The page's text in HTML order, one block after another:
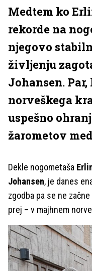
Medtem ko
rekorde na
njegovo
življenju
Johansen.
norveškega
uspešno
žarometov
Dekle nogometaša
Johansen, je danes
zgodba pa se ne
prej – v majhnem